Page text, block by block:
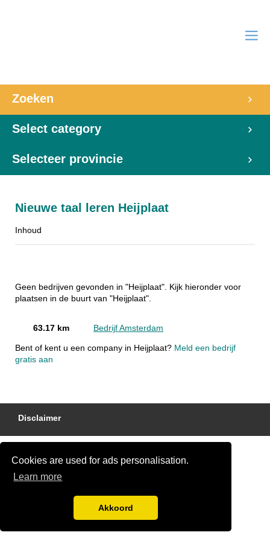
Cookies are used for ads personalisation.
Learn more
Akkoord
Zoeken
Select category
Selecteer provincie
Nieuwe taal leren Heijplaat
Inhoud
Geen bedrijven gevonden in "Heijplaat". Kijk hieronder voor
plaatsen in de buurt van "Heijplaat".
63.17 km Bedrijf Amsterdam
Bent of kent u een company in Heijplaat? Meld een bedrijf
gratis aan
Disclaimer